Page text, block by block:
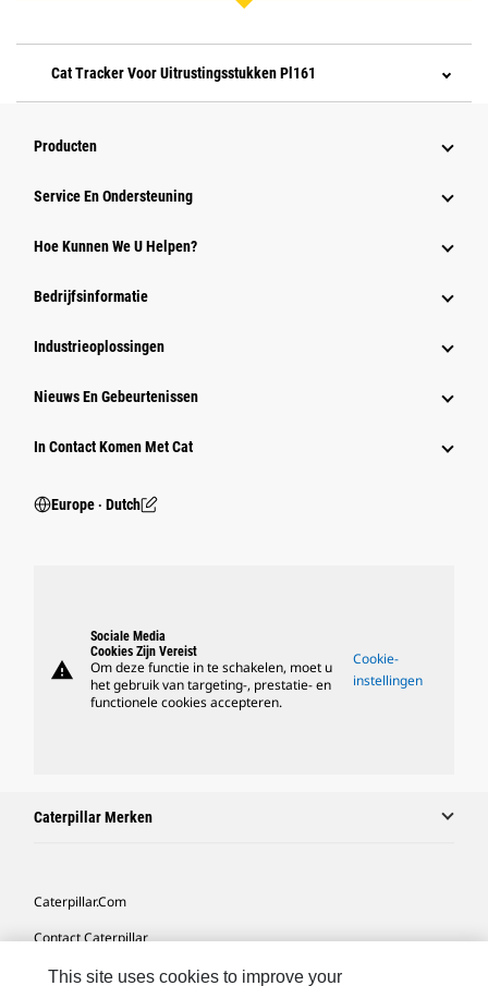
Cat Tracker Voor Uitrustingsstukken Pl161
Producten
Service En Ondersteuning
Hoe Kunnen We U Helpen?
Bedrijfsinformatie
Industrieoplossingen
Nieuws En Gebeurtenissen
In Contact Komen Met Cat
Europe ‧ Dutch
warning
Sociale Media
Cookies Zijn Vereist
Om deze functie in te schakelen, moet u
het gebruik van targeting-, prestatie- en
functionele cookies accepteren.
Cookie-
instellingen
Caterpillar Merken
Caterpillar.com
Contact Caterpillar
Mijn Marketingvoorkeuren
This site uses cookies to improve your